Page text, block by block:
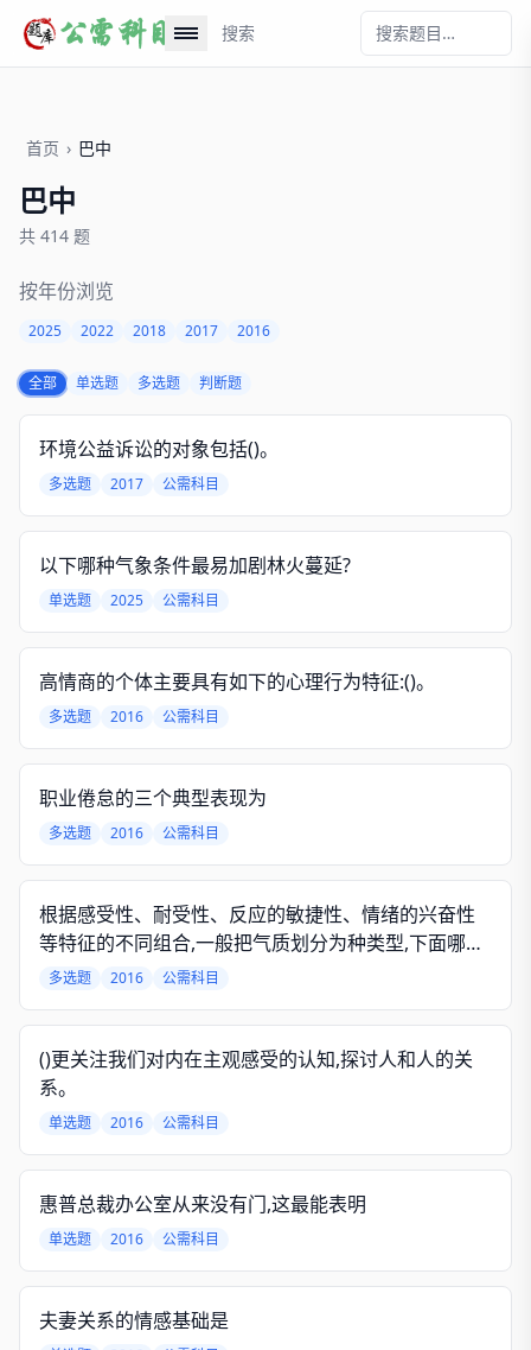
搜索
首页 › 巴中
巴中
共 414 题
按年份浏览
2025 2022 2018 2017 2016
全部 单选题 多选题 判断题
环境公益诉讼的对象包括()。
多选题 2017 公需科目
以下哪种气象条件最易加剧林火蔓延?
单选题 2025 公需科目
高情商的个体主要具有如下的心理行为特征:()。
多选题 2016 公需科目
职业倦怠的三个典型表现为
多选题 2016 公需科目
根据感受性、耐受性、反应的敏捷性、情绪的兴奋性
等特征的不同组合,一般把气质划分为种类型,下面哪些
属于这四种类型的气质?
多选题 2016 公需科目
()更关注我们对内在主观感受的认知,探讨人和人的关
系。
单选题 2016 公需科目
惠普总裁办公室从来没有门,这最能表明
单选题 2016 公需科目
夫妻关系的情感基础是